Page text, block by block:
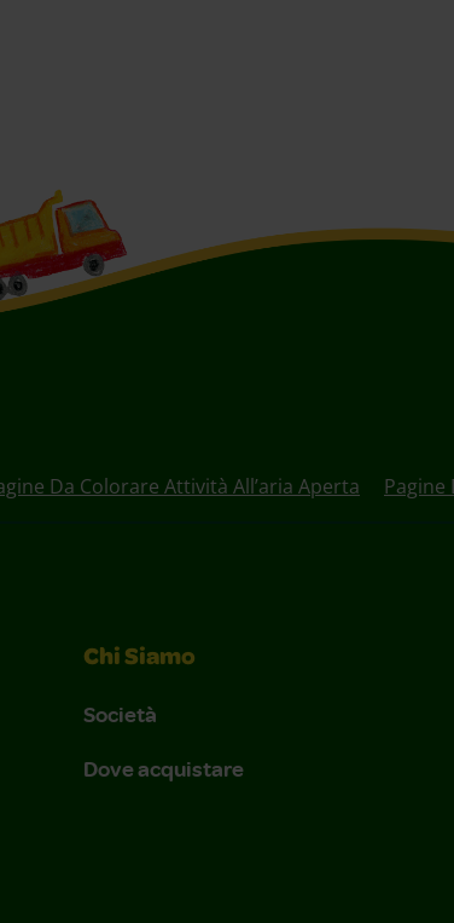
Da Colorare Attività All’aria Aperta Pagine
Chi Siamo
Società
Dove acquistare